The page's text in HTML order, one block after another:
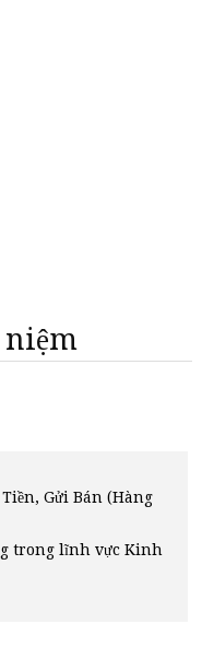
Gửi Bán (Hàng
trong lĩnh vực Kinh